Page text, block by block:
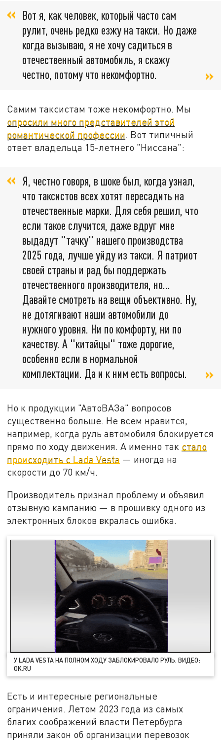
Вот я, как человек, который часто сам
рулит, очень редко езжу на такси. Но даже
когда вызываю, я не хочу садиться в
отечественный автомобиль, я скажу
честно, потому что некомфортно.
Самим таксистам тоже некомфортно. Мы
опросили много представителей этой
романтической профессии. Вот типичный
ответ владельца 15-летнего "Ниссана":
Я, честно говоря, в шоке был, когда узнал,
что таксистов всех хотят пересадить на
отечественные марки. Для себя решил, что
если такое случится, даже вдруг мне
выдадут "тачку" нашего производства
2025 года, лучше уйду из такси. Я патриот
своей страны и рад бы поддержать
отечественного производителя, но...
Давайте смотреть на вещи объективно. Ну,
не дотягивают наши автомобили до
нужного уровня. Ни по комфорту, ни по
качеству. А "китайцы" тоже дорогие,
особенно если в нормальной
комплектации. Да и к ним есть вопросы.
Но к продукции "АвтоВАЗа" вопросов
существенно больше. Не всем нравится,
например, когда руль автомобиля блокируется
прямо по ходу движения. А именно так стало
происходить с Lada Vesta — иногда на
скорости до 70 км/ч.
Производитель признал проблему и объявил
отзывную кампанию — в прошивку одного из
электронных блоков вкралась ошибка.
У LADA VESTA НА ПОЛНОМ ХОДУ ЗАБЛОКИРОВАЛО РУЛЬ. ВИДЕО:
OK.RU
Есть и интересные региональные
ограничения. Летом 2023 года из самых
благих соображений власти Петербурга
приняли закон об организации перевозок